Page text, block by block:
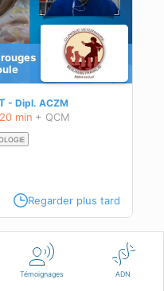
Témoignages ADN
Dipl. ACZM
min + QCM
Regarder plus tard
d'utilisation Nous contacter